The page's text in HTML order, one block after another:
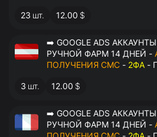
23 шт. 12.00 $
➡️ GOOGLE ADS АККАУНТЫ - AT ⭐ ГЕО
РУЧНОЙ ФАРМ 14 ДНЕЙ -
ПОЛУЧЕНИЯ СМС - 2ФА -
3 шт. 12.00 $
➡️ GOOGLE ADS АККАУНТЫ - FR ⭐ ГЕО
РУЧНОЙ ФАРМ 14 ДНЕЙ -